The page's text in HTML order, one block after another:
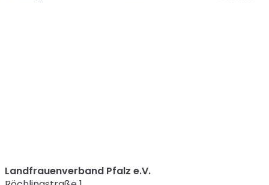
Landfrauenverband Pfalz e.V.